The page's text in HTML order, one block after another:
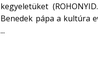
kegyeletüket
Benedek pápa a kultúra
...